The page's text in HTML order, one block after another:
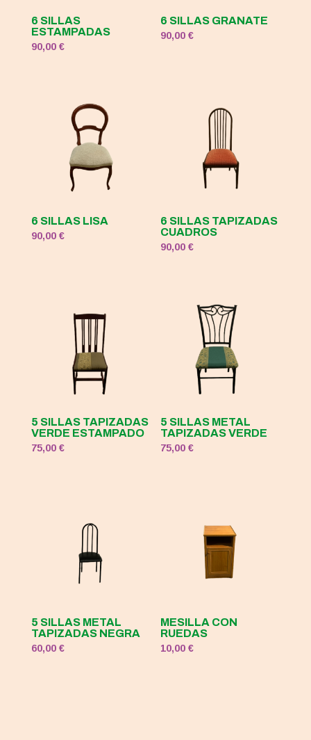
6 SILLAS
ESTAMPADAS
90,00 €
6 SILLAS GRANATE
90,00€
6 SILLAS LISA
90,00 €
6 SILLAS TAPIZADAS
CUADROS
90,00€
5 SILLAS TAPIZADAS
VERDE ESTAMPADO
75,00 €
5 SILLAS METAL
TAPIZADAS VERDE
75,00€
5 SILLAS METAL
TAPIZADAS NEGRA
60,00 €
MESILLA CON
RUEDAS
10,00€